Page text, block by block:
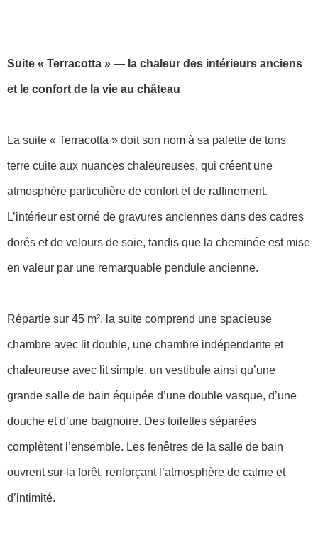
Suite « Terracotta » — la chaleur des intérieurs anciens
et le confort de la vie au château
La suite « Terracotta » doit son nom à sa palette de tons
terre cuite aux nuances chaleureuses, qui créent une
atmosphère particulière de confort et de raffinement.
L’intérieur est orné de gravures anciennes dans des cadres
dorés et de velours de soie, tandis que la cheminée est mise
en valeur par une remarquable pendule ancienne.
Répartie sur 45 m², la suite comprend une spacieuse
chambre avec lit double, une chambre indépendante et
chaleureuse avec lit simple, un vestibule ainsi qu’une
grande salle de bain équipée d’une double vasque, d’une
douche et d’une baignoire. Des toilettes séparées
complètent l’ensemble. Les fenêtres de la salle de bain
ouvrent sur la forêt, renforçant l’atmosphère de calme et
d’intimité.